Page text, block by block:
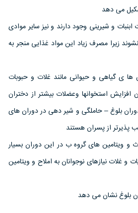
و شیرینی وجود دارند و نیز سایر موادی
زیرا مصرف زیاد این مواد غذایی منجر به
ها ی گیاهی و حیوانی مانند غلات و حبوبات
استخوانها وعضلات بیشتر از دختران
دوران بلوغ – حاملگی و شیر دهی در دوران های
پذیرتر از پسران هستند
و ویتامین های گروه ب در این دوران بسیار
غلات نیازهای نوجوانان به املاح و ویتامین
بلوغ نشان می دهد